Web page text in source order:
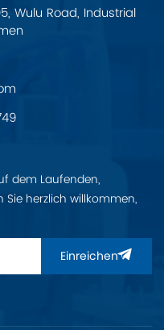
Wulu Road, Industrial
dem Laufenden,
herzlich willkommen,
Einreichen